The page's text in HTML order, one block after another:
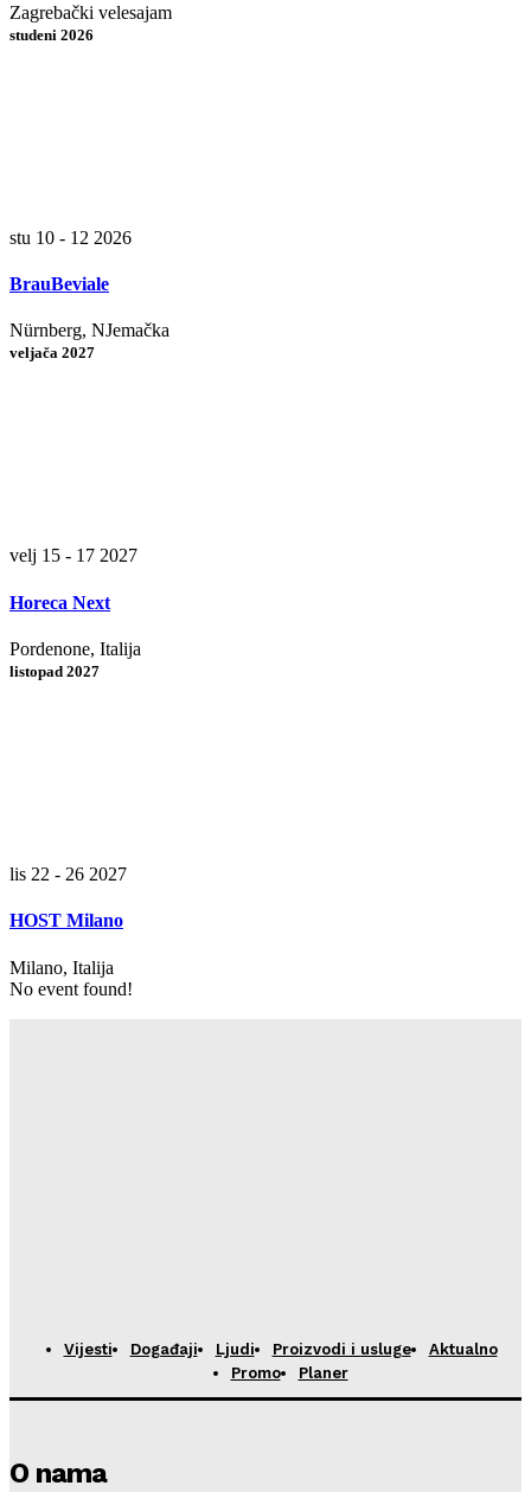
Zagrebački velesajam
studeni 2026
stu 10 - 12 2026
BrauBeviale
Nürnberg, NJemačka
veljača 2027
velj 15 - 17 2027
Horeca Next
Pordenone, Italija
listopad 2027
lis 22 - 26 2027
HOST Milano
Milano, Italija
No event found!
Vijesti Događaji Ljudi Proizvodi i usluge
Aktualno
Promo
Planer
O nama